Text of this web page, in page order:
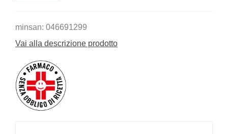
minsan: 046691299
Vai alla descrizione prodotto